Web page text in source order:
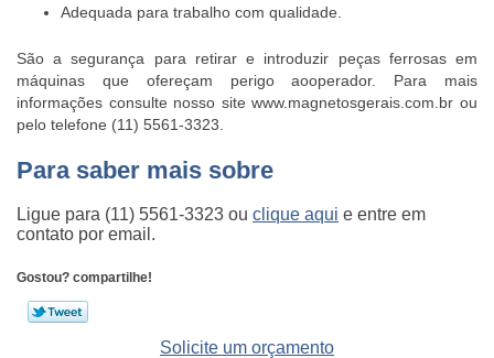
Adequada para trabalho com qualidade.
São a segurança para retirar e introduzir peças ferrosas em
máquinas que ofereçam perigo aooperador. Para mais
informações consulte nosso site www.magnetosgerais.com.br ou
pelo telefone (11) 5561-3323.
Para saber mais sobre
Ligue para (11) 5561-3323 ou clique aqui e entre em
contato por email.
Gostou? compartilhe!
Solicite um orçamento